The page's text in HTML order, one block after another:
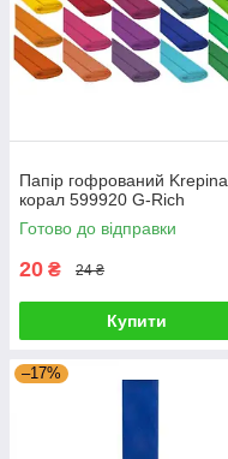
Папір гофрований Krepina,
корал 599920 G-Rich
Готово до відправки
20 ₴ 24 ₴
Купити
–17%